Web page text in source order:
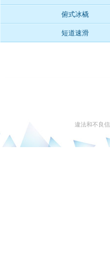
俯式冰橇
短道速滑
違法和不良